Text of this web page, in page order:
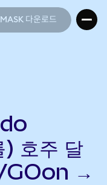
다운로드
호주 달
→